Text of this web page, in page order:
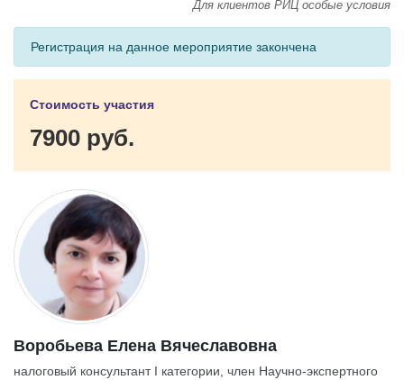
Воробьева Елена Вячеславовна
налоговый консультант I категории, член Научно-экспертного
Для клиентов РИЦ особые условия
Регистрация на данное мероприятие закончена
Стоимость участия
7900 руб.